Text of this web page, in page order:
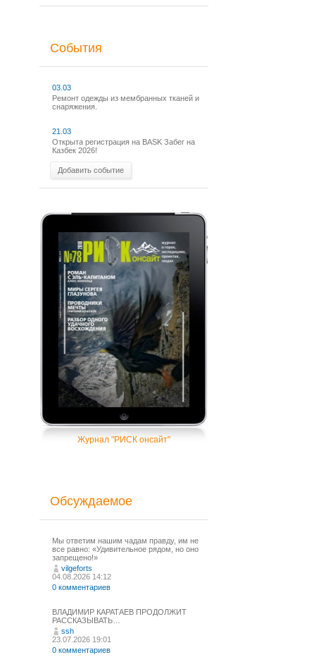
События
03.03
Ремонт одежды из мембранных тканей и
снаряжения.
21.03
Открыта регистрация на BASK Забег на
Казбек 2026!
Добавить событие
Журнал "РИСК онсайт"
Обсуждаемое
Мы ответим нашим чадам правду, им не
все равно: «Удивительное рядом, но оно
запрещено!»
vilgeforts
04.08.2026 14:12
0 комментариев
ВЛАДИМИР КАРАТАЕВ ПРОДОЛЖИТ
РАССКАЗЫВАТЬ…
ssh
23.07.2026 19:01
0 комментариев